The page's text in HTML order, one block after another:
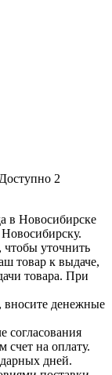
2
в Новосибирске
чтобы уточнить
товар к выдаче,
товара. При
вносите денежные
согласования
счет на оплату.
дней.